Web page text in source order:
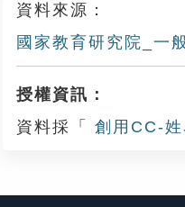
資料來源：
國家教育研究院_一
授權資訊：
資料採「
創用CC-